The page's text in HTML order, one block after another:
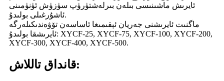
ئايرىش ماشىنىسى بىلەن بىرلەشتۈرۈپ سۈزۈش ئۈنۈمىنى
ئاشۇرغىلى بولىدۇ.
ماگنىت ئايرىشنى جەريان ئېقىمىغا ئاساسەن تۆۋەندىكىلەرگە
ئايرىشقا بولىدۇ: XYCF-25, XYCF-75, XYCF-100, XYCF-200,
XYCF-300, XYCF-400, XYCF-500.
قانداق تاللاش: